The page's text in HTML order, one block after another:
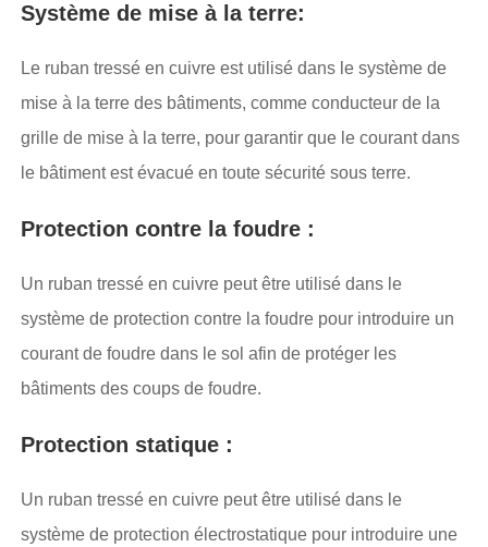
Système de mise à la terre:
Le ruban tressé en cuivre est utilisé dans le système de
mise à la terre des bâtiments, comme conducteur de la
grille de mise à la terre, pour garantir que le courant dans
le bâtiment est évacué en toute sécurité sous terre.
Protection contre la foudre :
Un ruban tressé en cuivre peut être utilisé dans le
système de protection contre la foudre pour introduire un
courant de foudre dans le sol afin de protéger les
bâtiments des coups de foudre.
Protection statique :
Un ruban tressé en cuivre peut être utilisé dans le
système de protection électrostatique pour introduire une